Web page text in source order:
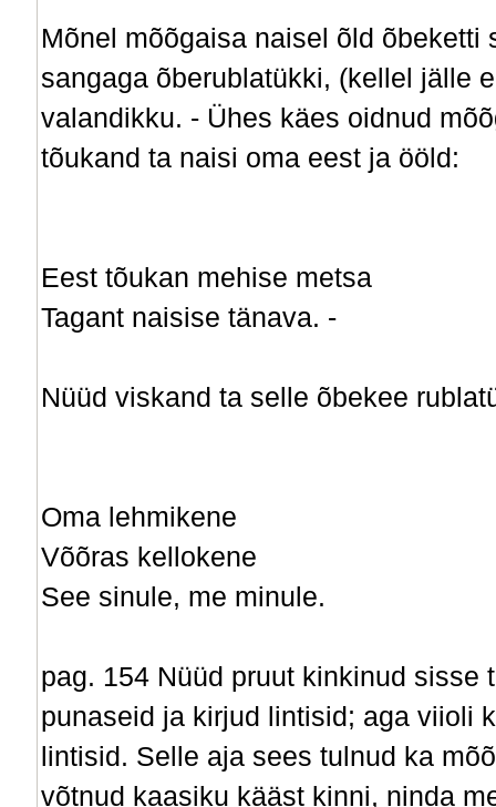
Mõnel mõõgaisa naisel õld
sangaga õberublatükki, (kellel jälle
valandikku. - Ühes käes oidnud
tõukand ta naisi oma eest ja ööld:
Eest tõukan mehise metsa
Tagant naisise tänava. -
Nüüd viskand ta selle õbekee
Oma lehmikene
Võõras kellokene
See sinule, me minule.
pag. 154 Nüüd pruut kinkinud
punaseid ja kirjud lintisid; aga viioli
lintisid. Selle aja sees tulnud ka
võtnud kaasiku kääst kinni, ninda